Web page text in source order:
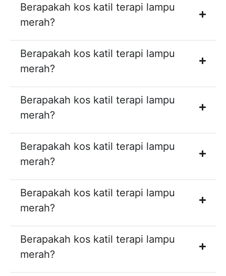
Berapakah kos katil terapi lampu
merah?
Berapakah kos katil terapi lampu
merah?
Berapakah kos katil terapi lampu
merah?
Berapakah kos katil terapi lampu
merah?
Berapakah kos katil terapi lampu
merah?
Berapakah kos katil terapi lampu
merah?